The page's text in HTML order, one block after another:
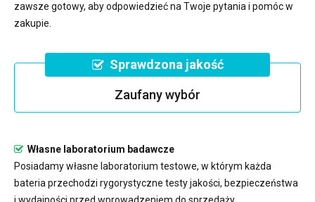
zawsze gotowy, aby odpowiedzieć na Twoje pytania i pomóc w
zakupie.
Sprawdzona jakość
Zaufany wybór
Własne laboratorium badawcze
Posiadamy własne laboratorium testowe, w którym każda
bateria przechodzi rygorystyczne testy jakości, bezpieczeństwa